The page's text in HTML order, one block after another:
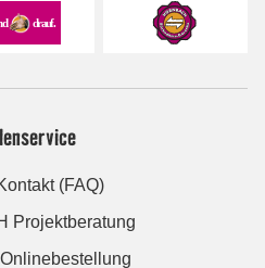
(FAQ)
Projektberatung